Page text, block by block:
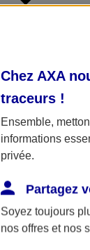
Chez AXA
traceurs !
Ensemble,
informations
privée.
Partagez
Soyez toujours
nos offres et nos